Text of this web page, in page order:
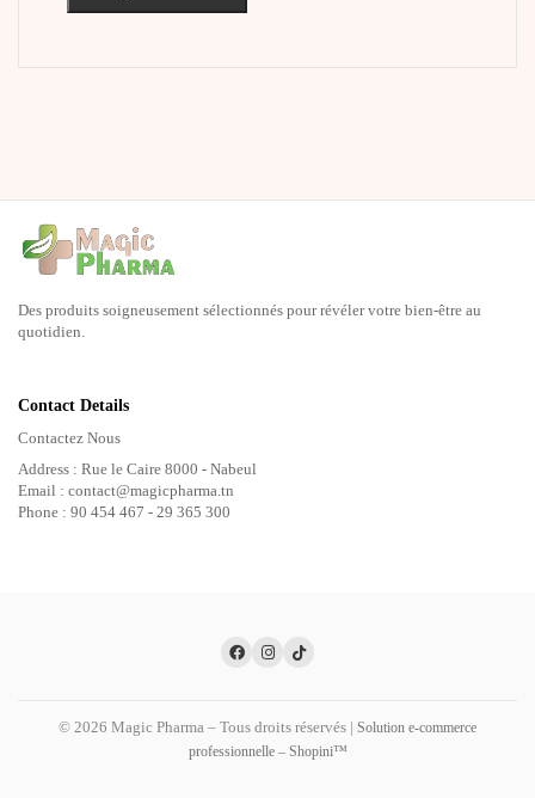
Des produits soigneusement sélectionnés pour révéler votre bien-être au
quotidien.
Contact Details
Contactez Nous
Address : Rue le Caire 8000 - Nabeul
Email : contact@magicpharma.tn
Phone : 90 454 467 - 29 365 300
© 2026 Magic Pharma – Tous droits réservés | Solution e-commerce
professionnelle – Shopini™